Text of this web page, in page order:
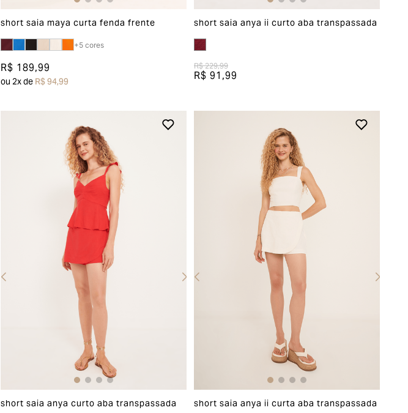
short saia maya curta fenda frente
+5 cores
R$ 189,99
ou2x deR$ 94,99
short saia anya ii curto aba transpassada
R$ 229,99
R$ 91,99
short saia anya curto aba transpassada short saia anya ii curta aba transpassada